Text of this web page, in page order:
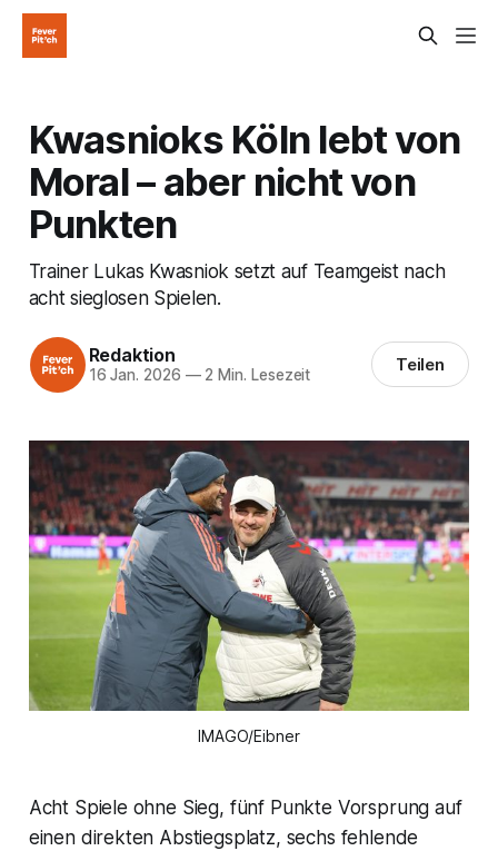
Kwasnioks Köln lebt von
Moral – aber nicht von
Punkten
Trainer Lukas Kwasniok setzt auf Teamgeist nach
acht sieglosen Spielen.
Redaktion
16 Jan. 2026 —2 Min. Lesezeit Teilen
IMAGO/Eibner
Acht Spiele ohne Sieg, fünf Punkte Vorsprung auf
einen direkten Abstiegsplatz, sechs fehlende